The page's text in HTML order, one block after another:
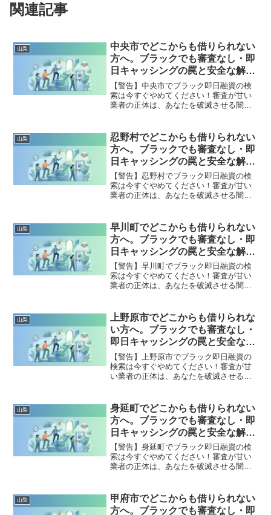
関連記事
山梨
中央市でどこからも借りられない
方へ。ブラックでも審査なし・即
日キャッシングの罠と安全な解決
策
【警告】中央市でブラック即日融資の検
索は今すぐやめてください！審査が甘い
業者の正体は、あなたを破滅させる闇金
市で違法業者を避け、借金地獄から抜け
出した方々の実体験と確実な解決策を完
全公開。
山梨
忍野村でどこからも借りられない
方へ。ブラックでも審査なし・即
日キャッシングの罠と安全な解決
策
【警告】忍野村でブラック即日融資の検
索は今すぐやめてください！審査が甘い
業者の正体は、あなたを破滅させる闇金
村で違法業者を避け、借金地獄から抜け
出した方々の実体験と確実な解決策を完
全公開。
山梨
早川町でどこからも借りられない
方へ。ブラックでも審査なし・即
日キャッシングの罠と安全な解決
策
【警告】早川町でブラック即日融資の検
索は今すぐやめてください！審査が甘い
業者の正体は、あなたを破滅させる闇金
町で違法業者を避け、借金地獄から抜け
出した方々の実体験と確実な解決策を完
全公開。
山梨
上野原市でどこからも借りられな
い方へ。ブラックでも審査なし・
即日キャッシングの罠と安全な解
決策
【警告】上野原市でブラック即日融資の
検索は今すぐやめてください！審査が甘
い業者の正体は、あなたを破滅させる闇
上野原市で違法業者を避け、借金地獄か
ら抜け出した方々の実体験と確実な解決
策を完全公開。
山梨
身延町でどこからも借りられない
方へ。ブラックでも審査なし・即
日キャッシングの罠と安全な解決
策
【警告】身延町でブラック即日融資の検
索は今すぐやめてください！審査が甘い
業者の正体は、あなたを破滅させる闇金
町で違法業者を避け、借金地獄から抜け
出した方々の実体験と確実な解決策を完
山梨
甲府市でどこからも借りられない
方へ。ブラックでも審査なし・即